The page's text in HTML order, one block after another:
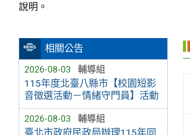
說明。
相關公告
2026-08-03 輔導組
115年度北臺八縣市【校園短影
音徵選活動－情緒守門員】活動
2026-08-03 輔導組